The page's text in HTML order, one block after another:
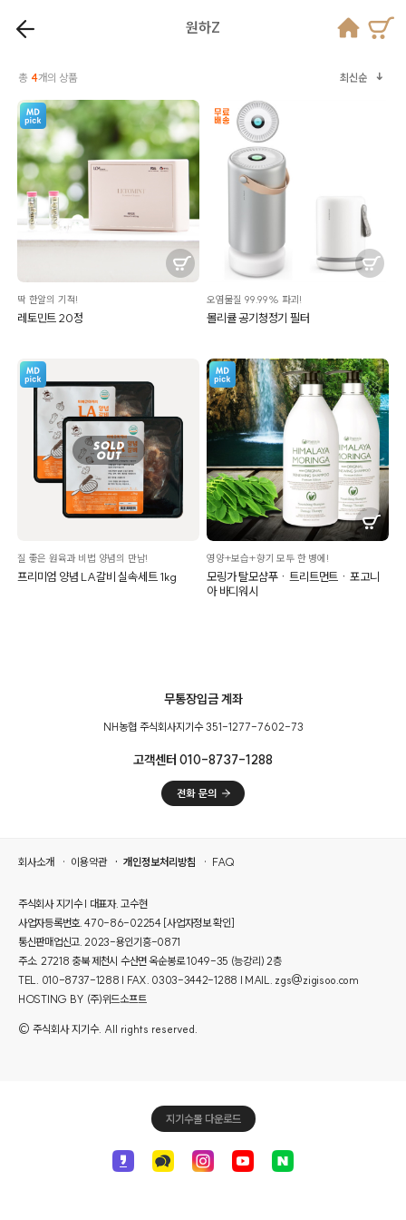
원하Z
총 4개의 상품 최신순
딱 한알의 기적!
레토민트 20정
오염물질 99.99% 파괴!
몰리큘 공기청정기 필터
질 좋은 원육과 비법 양념의 만남!
프리미엄 양념 LA갈비 실속세트 1kg
영양+보습+향기 모두 한 병에!
모링가 탈모샴푸ㆍ트리트먼트ㆍ포고니
아 바디워시
무통장입금 계좌
NH농협 주식회사지기수 351-1277-7602-73
고객센터 010-8737-1288
회사소개 이용약관 개인정보처리방침 FAQ
주식회사 지기수 | 대표자. 고수현
사업자등록번호. 470-86-02254 [사업자정보 확인]
통신판매업신고. 2023-용인기흥-0871
주소. 27218 충북 제천시 수산면 옥순봉로 1049-35 (능강리) 2층
TEL. 010-8737-1288 | FAX. 0303-3442-1288 | MAIL. zgs@zigisoo.com
HOSTING BY (주)위드소프트
© 주식회사 지기수. All rights reserved.
지기수몰 다운로드